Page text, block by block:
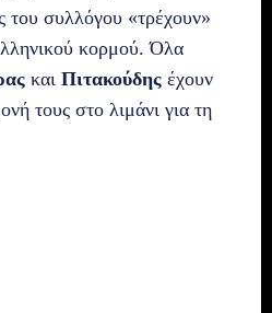
του συλλόγου «τρέχουν»
κορμού. Όλα
και Πιτακούδης έχουν
τους στο λιμάνι για τη